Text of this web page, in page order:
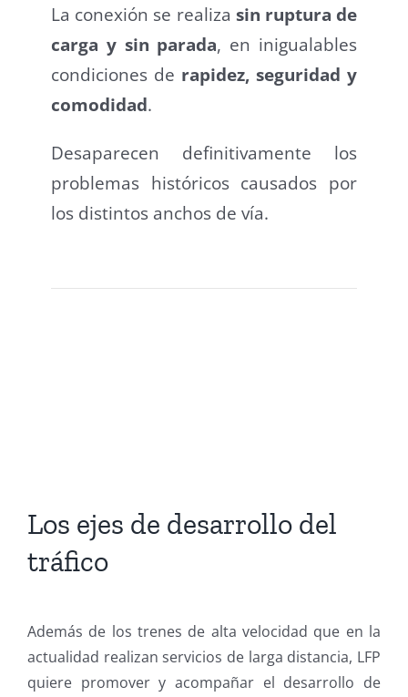
La conexión se realiza sin ruptura de
carga y sin parada, en inigualables
condiciones de rapidez, seguridad y
comodidad.
Desaparecen definitivamente los
problemas históricos causados por
los distintos anchos de vía.
Los ejes de desarrollo del
tráfico
Además de los trenes de alta velocidad que en la
actualidad realizan servicios de larga distancia, LFP
quiere promover y acompañar el desarrollo de